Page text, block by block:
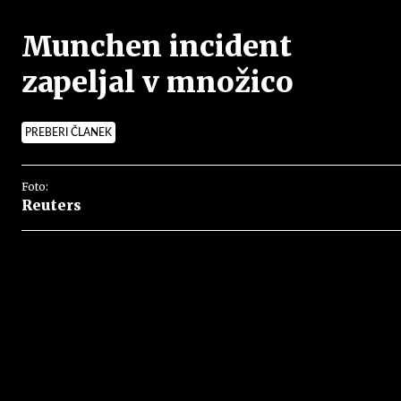
Munchen incident
zapeljal v množico
PREBERI ČLANEK
Foto:
Reuters